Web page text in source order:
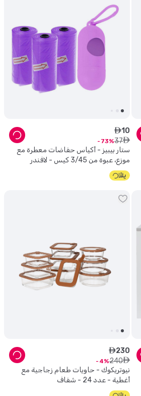
ستار بيبيز - أكياس حفاضات معطرة مع
موزع، عبوة من 3/45 كيس - لافندر
ê10
ê
37
73
نيوتريكوك - حاويات طعام زجاجية مع
أغطية - عدد 24 - شفاف
ê230
ê
240
4